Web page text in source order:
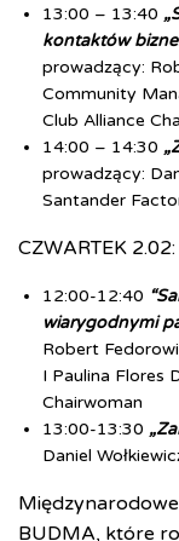
13:00 – 13:40
kontaktów
prowadzący:
Community
Club Alliance
14:00 – 14:30
prowadzący:
Santander
CZWARTEK 2.02:
12:00-12:40
wiarygodnymi
Robert
I Paulina Flores
Chairwoman
13:00-13:30
Daniel
BUDMA, które